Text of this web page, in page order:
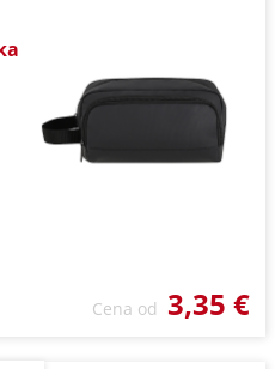
Cena od 3,35 €